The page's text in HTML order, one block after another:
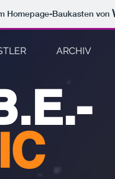
Homepage-Baukasten von
ARCHIV